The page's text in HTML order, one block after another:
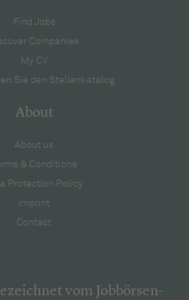
Find Jobs
Companies
My CV
Sie den Stellenkatalog
About
About us
& Conditions
Protection Policy
Imprint
Contact
vom Jobbörsen-